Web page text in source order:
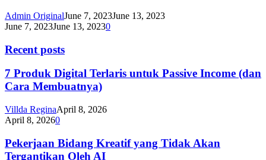
Admin OriginalJune 7, 2023June 13, 2023
June 7, 2023June 13, 20230
Recent posts
7 Produk Digital Terlaris untuk Passive Income (dan
Cara Membuatnya)
Villda ReginaApril 8, 2026
April 8, 20260
Pekerjaan Bidang Kreatif yang Tidak Akan
Tergantikan Oleh AI